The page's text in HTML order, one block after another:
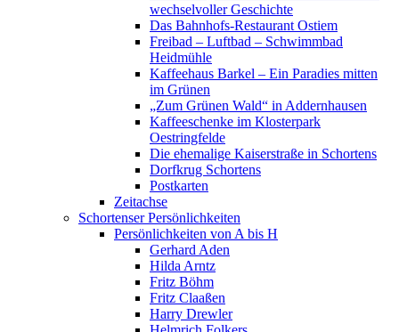
wechselvoller Geschichte
Das Bahnhofs-Restaurant Ostiem
Freibad – Luftbad – Schwimmbad
Heidmühle
Kaffeehaus Barkel – Ein Paradies mitten
im Grünen
„Zum Grünen Wald“ in Addernhausen
Kaffeeschenke im Klosterpark
Oestringfelde
Die ehemalige Kaiserstraße in Schortens
Dorfkrug Schortens
Postkarten
Zeitachse
Schortenser Persönlichkeiten
Persönlichkeiten von A bis H
Gerhard Aden
Hilda Arntz
Fritz Böhm
Fritz Claaßen
Harry Drewler